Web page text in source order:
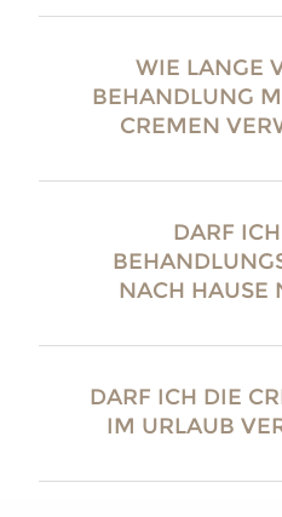
WIE LANGE
BEHANDLUNG
CREMEN
DARF
NACH HAUSE
DARF ICH DIE
IM URLAUB